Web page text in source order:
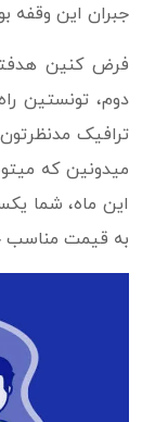
جبران این وقفه‌
فرض کنین
دوم، تونستین
ترافیک
میدونین که
این ماه، شما
به قیمت مناسب